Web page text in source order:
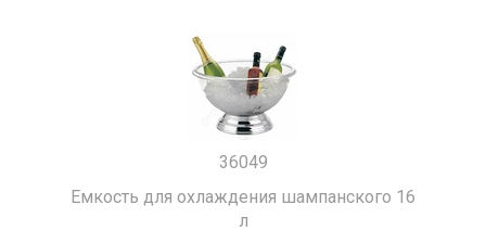
36049
Емкость для охлаждения шампанского 16
л